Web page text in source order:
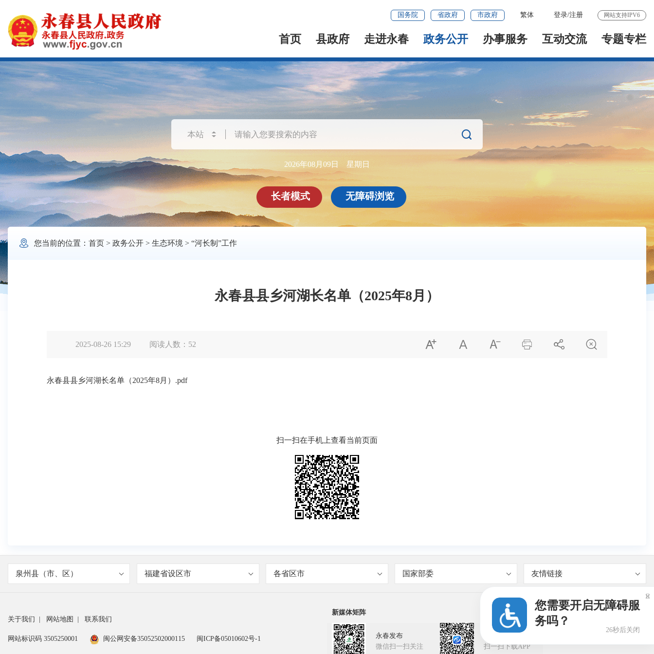
国务院 省政府 市政府 繁体 登录/注册 网站支持IPV6
首页 县政府 走进永春 政务公开 办事服务 互动交流 专题专栏

2026年08月09日 星期日
长者模式 无障碍浏览
 您当前的位置： 首页> 政务公开> 生态环境 > “河长制”工作
永春县县乡河湖长名单（2025年8月）
2025-08-26 15:29 阅读人数： 52      
永春县县乡河湖长名单（2025年8月）.pdf
扫一扫在手机上查看当前页面
泉州县（市、区） 福建省设区市 各省区市 国家部委 友情链接
关于我们 网站地图 联系我们
网站标识码 3505250001 闽公网安备35052502000115 闽ICP备05010602号-1
新媒体矩阵
永春发布
微信扫一扫关注
扫一扫下载APP
您需要开启无障碍服
务吗？
26秒后关闭
